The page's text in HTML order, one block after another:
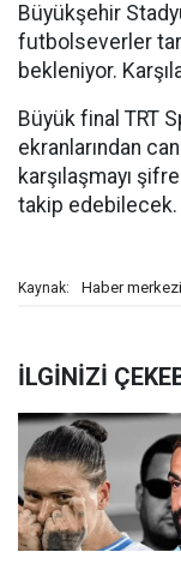
Büyükşehir
futbolseverler
bekleniyor.
Büyük final TRT
ekranlarından
karşılaşmayı
takip edebilecek.
Kaynak: Haber merkezi